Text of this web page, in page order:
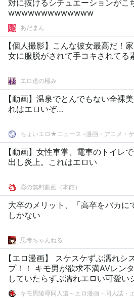
対に抜けるシチュエーションがこ
wwwwwwwwwwwww
あだまん
【個人撮影】こんな彼女最高だ！
女に服脱がされて手コキされてる
エロ道の極み
【動画】温泉でとんでもない全裸
れはエロいぞ…
【動画】女性車掌、電車のトイレ
出し炎上。これはエロい
彩の無料動画（本館）
大卒のメリット、「高卒をバカに
しかない
思考ちゃんねる
【エロ漫画】 スケスケずぶ濡れシ
プ！！ キモ男が欲求不満AVレン
していたらずぶ濡れエロい可愛
キモ男陵辱同人道～エロ漫画・同人誌・